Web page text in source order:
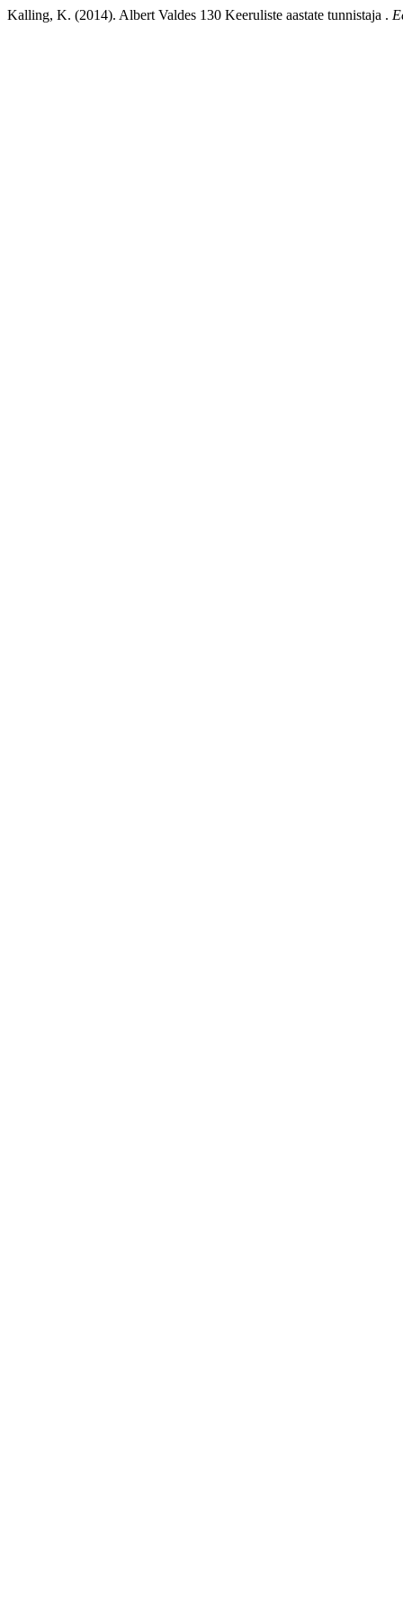
Kalling, K. (2014). Albert Valdes 130 Keeruliste aastate tunnistaja .